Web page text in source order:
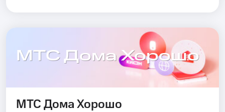
МТС Дома Хорошо
МТС Дома Хорошо